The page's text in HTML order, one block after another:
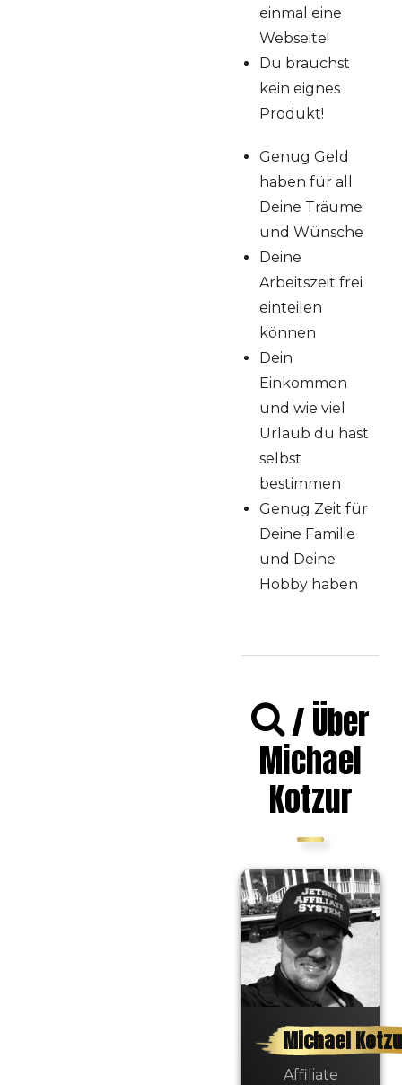
einmal eine
Webseite!
Du brauchst
kein eignes
Produkt!
Genug Geld
haben für all
Deine Träume
und Wünsche
Deine
Arbeitszeit frei
einteilen
können
Dein
Einkommen
und wie viel
Urlaub du hast
selbst
bestimmen
Genug Zeit für
Deine Familie
und Deine
Hobby haben
/ Über
Michael
Kotzur
Michael
Affiliate